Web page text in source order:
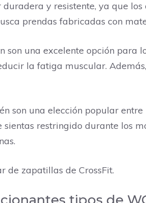
duradera y resistente, ya que
prendas fabricadas con
son una excelente opción
la fatiga muscular.
son una elección popular
restringido durante los
de zapatillas de CrossFit.